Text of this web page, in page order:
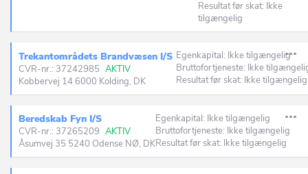
Resultat før skat: Ikke
tilgængelig
Trekantområdets Brandvæsen I/S
CVR-nr.: 37242985 AKTIV
Kobbervej 14 6000 Kolding, DK
Egenkapital: Ikke tilgængelig
Bruttofortjeneste: Ikke
Resultat før skat: Ikke tilgængelig
Beredskab Fyn I/S
CVR-nr.: 37265209 AKTIV
Åsumvej 35 5240 Odense NØ, DK
Egenkapital: Ikke tilgængelig
Bruttofortjeneste: Ikke tilgængelig
Resultat før skat: Ikke tilgængelig